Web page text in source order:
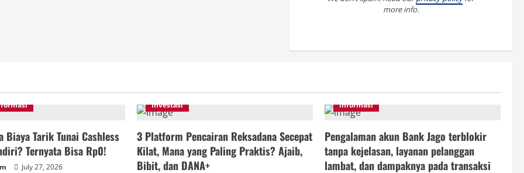
more info.
Biaya Tarik Tunai Cashless
Ternyata Bisa Rp0!
July 27, 2026
Investasi
3 Platform Pencairan Reksadana Secepat
Kilat, Mana yang Paling Praktis? Ajaib,
Bibit, dan DANA+
informasi
Pengalaman akun Bank Jago terblokir
tanpa kejelasan, layanan pelanggan
lambat, dan dampaknya pada transaksi